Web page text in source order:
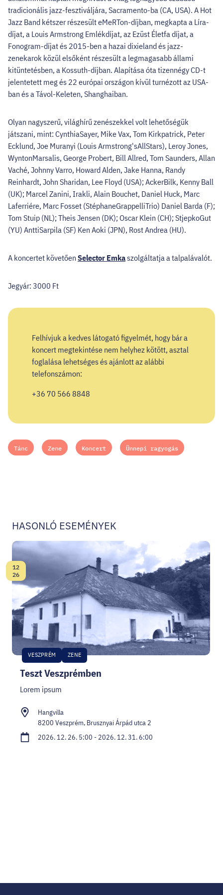
tradicionális jazz-fesztiváljára, Sacramento-ba (CA, USA). A Hot
Jazz Band kétszer részesült eMeRTon-díjban, megkapta a Líra-
díjat, a Louis Armstrong Emlékdíjat, az Ezüst Életfa díjat, a
Fonogram-díjat és 2015-ben a hazai dixieland és jazz-
zenekarok közül elsőként részesült a legmagasabb állami
kitüntetésben, a Kossuth-díjban. Alapítása óta tizennégy CD-t
jelentetett meg és 22 európai országon kívül turnézott az USA-
ban és a Távol-Keleten, Shanghaiban.
Olyan nagyszerű, világhírű zenészekkel volt lehetőségük
játszani, mint: CynthiaSayer, Mike Vax, Tom Kirkpatrick, Peter
Ecklund, Joe Muranyi (Louis Armstrong'sAllStars), Leroy Jones,
WyntonMarsalis, George Probert, Bill Allred, Tom Saunders, Allan
Vaché, Johnny Varro, Howard Alden, Jake Hanna, Randy
Reinhardt, John Sharidan, Lee Floyd (USA); AckerBilk, Kenny Ball
(UK); Marcel Zanini, Irakli, Alain Bouchet, Daniel Huck, Marc
Laferriére, Marc Fosset (StéphaneGrappelliTrio) Daniel Barda (F);
Tom Stuip (NL); Theis Jensen (DK); Oscar Klein (CH); StjepkoGut
(YU) AnttiSarpila (SF) Ken Aoki (JPN), Rost Andrea (HU).
A koncertet követően Selector Emkaszolgáltatja a talpalávalót.
Jegyár: 3000 Ft
Felhívjuk a kedves látogató figyelmét, hogy bár a
koncert megtekintése nem helyhez kötött, asztal
foglalása lehetséges és ajánlott az alábbi
telefonszámon:
+36 70 566 8848
Tánc Zene Koncert Ünnepi ragyogás
HASONLÓ ESEMÉNYEK
Teszt Veszprémben
VESZPRÉM ZENE
Dátum:
12
26
Lorem ipsum
Hangvilla
8200 Veszprém, Brusznyai Árpád utca 2
2026. 12. 26. 5:00 - 2026. 12. 31. 6:00